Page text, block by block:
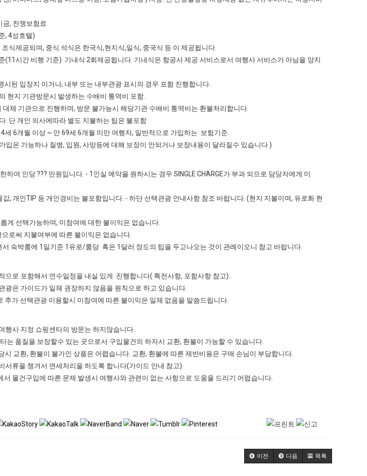
금, 전쟁보험료
, 4성호텔)
식제공되며, 중식.석식은 한국식,현지식,일식, 중국식 등 이 제공됩니다.
(11시간 비행 기준) 기내식 2회제공됩니다. 기내식은 항공사 제공 서비스로서 여행사 서비스가 아님을 양지
시된 입장지 이거나, 내부 또는 내부관광 표시의 경우 포함 진행합니다.
현지 기관방문시 발생하는 수배비 통역비 포함.
체 기관으로 진행하며, 방문 불가능시 해당기관 수배비.통역비는 환불처리합니다.
. 단 개인 의사에따라 별도 지불하는 팁은 불포함
세 6개월 이상 ~ 만 69세 6개월 미만 여행자, 일반적으로 가입하는 보험기준.
입은 가능하나 질병, 입원, 사망등에 대해 보장이 안되거나 보장내용이 달라질수 있습니다 )
하여 인당 ??? 만원입니다. - 1인실 예약을 원하시는 경우 SINGLE CHARGE가 부과 되므로 담당자에게 미
, 개인TIP 등 개인경비는 불포함입니다. - 하단 선택관광 안내사항 참조 바랍니다. (현지 지불이며, 유로화 현
게 선택가능하며, 미참여에 대한 불이익은 없습니다.
로써 지불여부에 따른 불이익은 없습니다.
숙박룸에 1일기준 1유로/룸당 혹은 1달러 정도의 팁을 두고나오는 것이 관례이오니 참고 바랍니다.
으로 포함해서 연수일정을 내실 있게 진행합니다( 특전사항, 포함사항 참고)..
광은 가이드가 일체 권장하지 않음을 원칙으로 하고 있습니다.
추가 선택관광 이용할시 미참여에 따른 불이익은 일체 없음을 말씀드립니다.
행사 지정 쇼핑센타의 방문는 하지않습니다.
는 품질을 보장할수 있는 곳으로서 구입물건의 하자시 교환, 환불이 가능할 수 있습니다.
교환, 환불이 불가인 상품은 어렵습니다. 교환, 환불에 따른 제반비용은 구매 손님이 부담합니다.
서류을 챙겨서 면세처리을 하도록 합니다(가이드 안내 참고).
물건구입에 따른 문제 발생시 여행사와 관련이 없는 사항으로 도움을 드리기 어렵습니다.
이전 다음 목록